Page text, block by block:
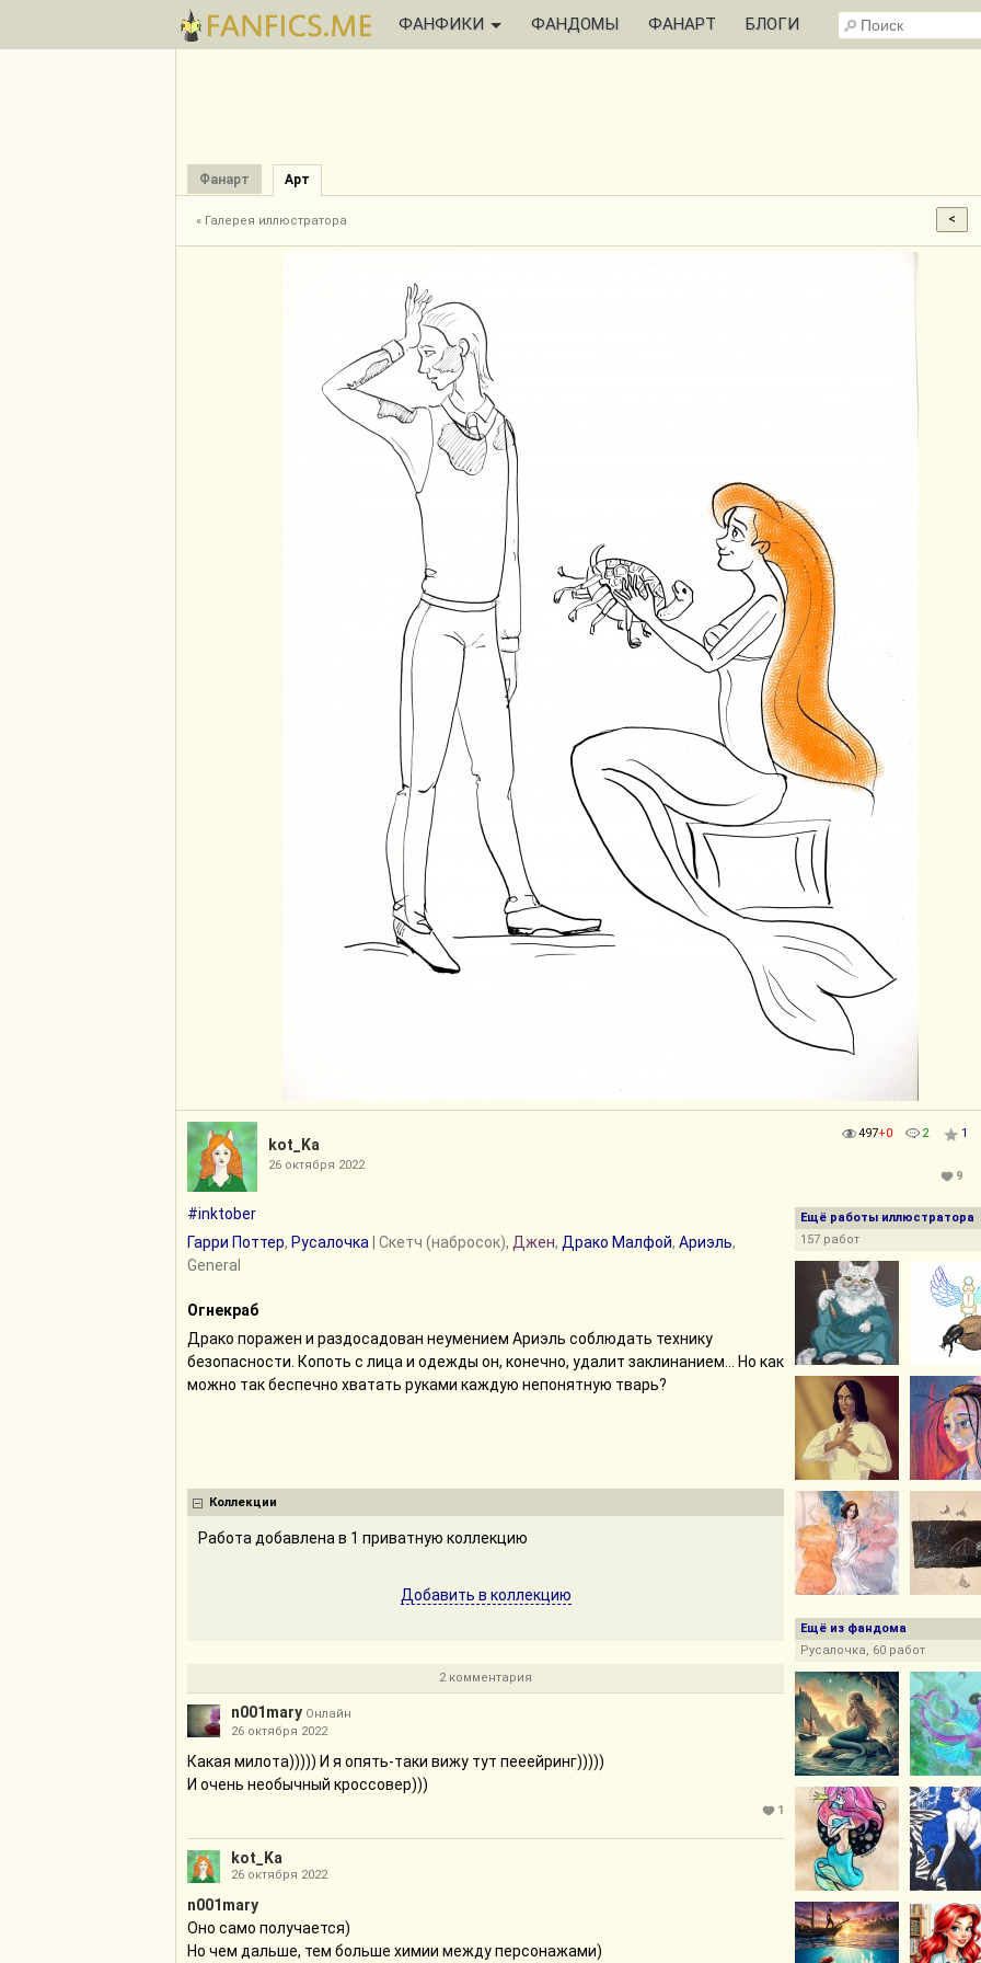
ФАНФИКИ ФАНДОМЫ ФАНАРТ БЛОГИ
Фанарт Арт
« Галерея иллюстратора
kot_Ka
26 октября 2022
#inktober
Гарри Поттер, Русалочка | Скетч (набросок), Джен, Драко Малфой, Ариэль,
General
Огнекраб
Драко поражен и раздосадован неумением Ариэль соблюдать технику
безопасности. Копоть с лица и одежды он, конечно, удалит заклинанием... Но как
можно так беспечно хватать руками каждую непонятную тварь?
Коллекции
Работа добавлена в 1 приватную коллекцию
Добавить в коллекцию
2 комментария
n001mary Онлайн
26 октября 2022
Какая милота))))) И я опять-таки вижу тут пееейринг)))))
И очень необычный кроссовер)))
1
kot_Ka
26 октября 2022
n001mary
Оно само получается)
Но чем дальше, тем больше химии между персонажами)
497+0 2 1
9
Ещё работы иллюстратора
157 работ
Ещё из фандома
Русалочка, 60 работ